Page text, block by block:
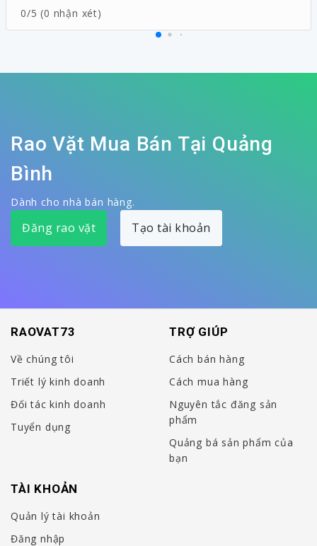
0/5 (0 nhận xét)
Rao Vặt Mua Bán Tại Quảng
Bình
Dành cho nhà bán hàng.
Đăng rao vặt Tạo tài khoản
RAOVAT73
Về chúng tôi
Triết lý kinh doanh
Đối tác kinh doanh
Tuyển dụng
TRỢ GIÚP
Cách bán hàng
Cách mua hàng
Nguyên tắc đăng sản
phẩm
Quảng bá sản phẩm của
bạn
TÀI KHOẢN
Quản lý tài khoản
Đăng nhập